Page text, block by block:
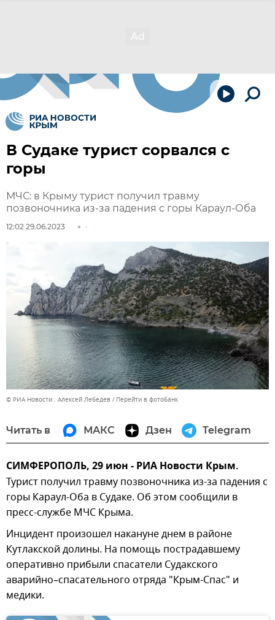
В Судаке турист сорвался с
горы
МЧС: в Крыму турист получил травму
позвоночника из-за падения с горы Караул-Оба
12:02 29.06.2023
© РИА Новости . Алексей Лебедев Перейти в фотобанк
Читать в МАКС Дзен Telegram
СИМФЕРОПОЛЬ, 29 июн - РИА Новости Крым.
Турист получил травму позвоночника из-за падения с
горы Караул-Оба в Судаке. Об этом сообщили в
пресс-службе МЧС Крыма.
Инцидент произошел накануне днем в районе
Кутлакской долины. На помощь пострадавшему
оперативно прибыли спасатели Судакского
аварийно–спасательного отряда "Крым-Спас" и
медики.